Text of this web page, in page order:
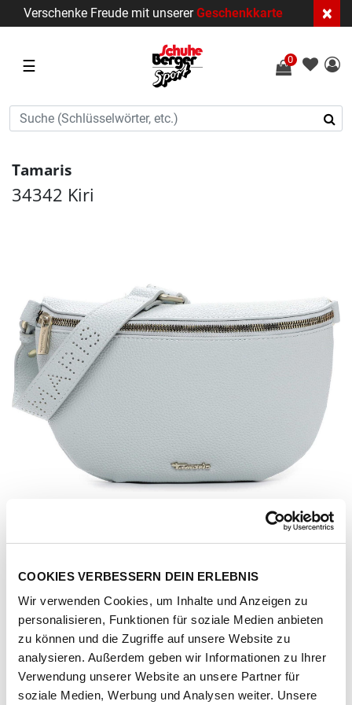
COOKIES VERBESSERN DEIN ERLEBNIS
Wir verwenden Cookies, um Inhalte und Anzeigen zu
personalisieren, Funktionen für soziale Medien anbieten
zu können und die Zugriffe auf unsere Website zu
analysieren. Außerdem geben wir Informationen zu Ihrer
Verwendung unserer Website an unsere Partner für
soziale Medien, Werbung und Analysen weiter. Unsere
Verschenke Freude mit unsererGeschenkkarte ×
☰ 0
Tamaris
34342 Kiri
Artikel-Nr.207210-1061-1001